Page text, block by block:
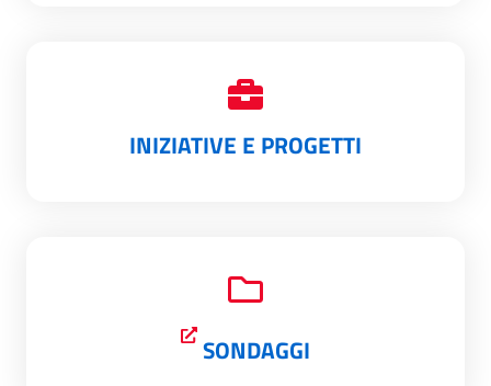
INIZIATIVE E PROGETTI
SONDAGGI